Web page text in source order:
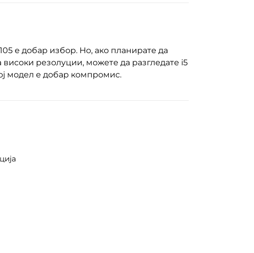
е добар избор. Но, ако планирате да
резолуции, можете да разгледате i5
модел е добар компромис.